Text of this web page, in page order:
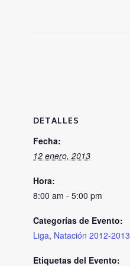
DETALLES
Fecha:
12 enero, 2013
Hora:
8:00 am - 5:00 pm
Categorías de Evento:
Liga, Natación 2012-2013
Etiquetas del Evento: